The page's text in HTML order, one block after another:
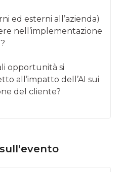
ed esterni all’azienda)
nell’implementazione
opportunità si
all’impatto dell’AI sui
del cliente?